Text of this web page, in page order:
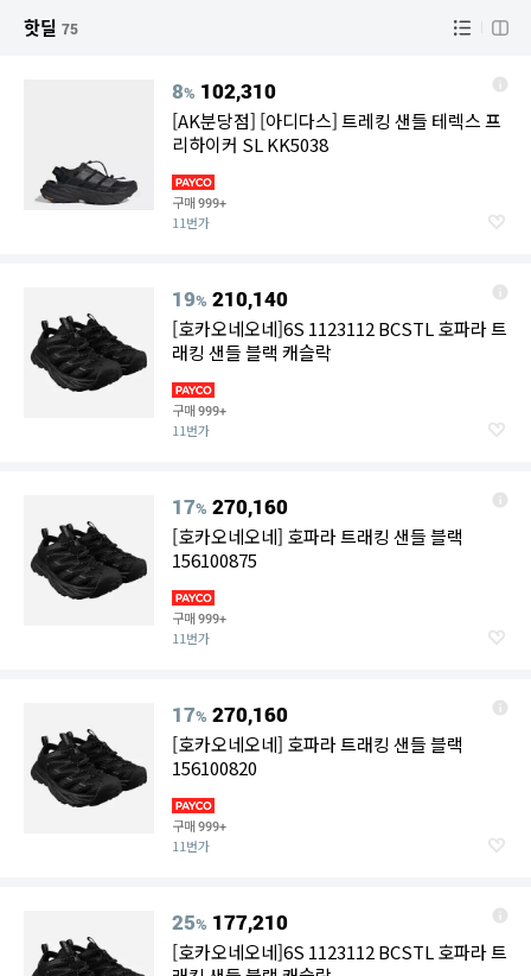
핫딜 75
8% 102,310
[AK분당점] [아디다스] 트레킹 샌들 테렉스 프
리하이커 SL KK5038
구매999+
11번가
19% 210,140
[호카오네오네]6S 1123112 BCSTL 호파라 트
래킹 샌들 블랙 캐슬락
구매999+
11번가
17% 270,160
[호카오네오네] 호파라 트래킹 샌들 블랙
156100875
구매999+
11번가
17% 270,160
[호카오네오네] 호파라 트래킹 샌들 블랙
156100820
구매999+
11번가
25% 177,210
[호카오네오네]6S 1123112 BCSTL 호파라 트